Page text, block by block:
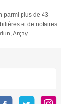
terrasse, une
des espaces
caractéristique
parmi plus de 43
et de notaires
Arçay...